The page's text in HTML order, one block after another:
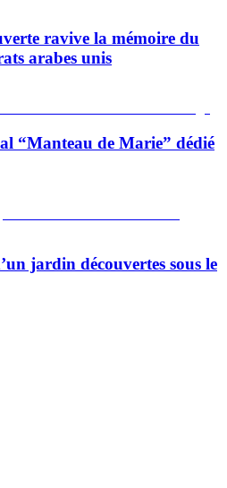
ravive la mémoire du
arabes unis
“Manteau de Marie” dédié
jardin découvertes sous le